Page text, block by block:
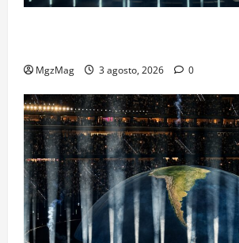
MgzMag 3 agosto, 2026 0